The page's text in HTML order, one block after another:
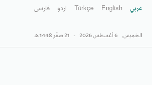
عربي English
Türkçe اردو فارسى
الخميس, 6 أغسطس 2026 - 21 صفَر 1448 هـ